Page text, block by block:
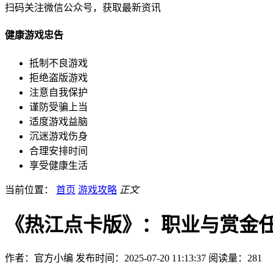
扫码关注微信公众号，获取最新资讯
健康游戏忠告
抵制不良游戏
拒绝盗版游戏
注意自我保护
谨防受骗上当
适度游戏益脑
沉迷游戏伤身
合理安排时间
享受健康生活
当前位置： 首页 游戏攻略 正文
《热江点卡版》：职业与赏金
作者：官方小编 发布时间：2025-07-20 11:13:37 阅读量： 281